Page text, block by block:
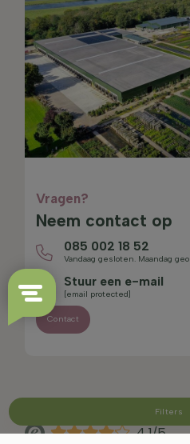
Filters
Vragen?
Neem contact op
085 002 18 52
Vandaag gesloten. Maandag
Stuur een e-mail
[email protected]
Contact
4.1/5